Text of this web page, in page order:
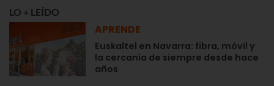
LO + LEÍDO
APRENDE
Euskaltel en Navarra: fibra, móvil y
la cercanía de siempre desde hace
años